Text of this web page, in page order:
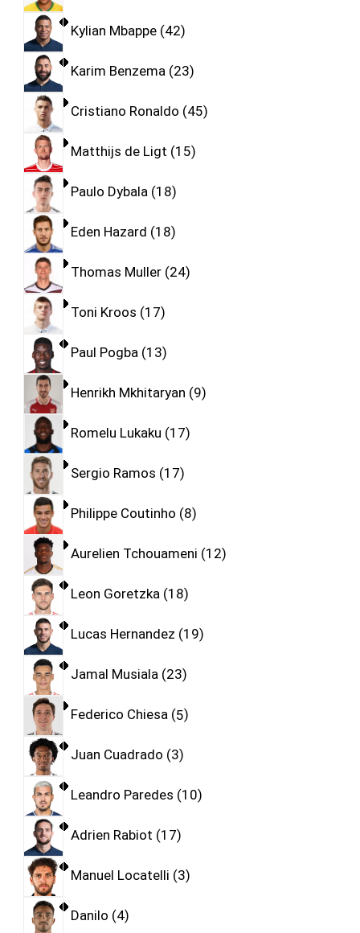
Kylian Mbappe 42
Karim Benzema 23
Cristiano Ronaldo 45
Matthijs de Ligt 15
Paulo Dybala 18
Eden Hazard 18
Thomas Muller 24
Toni Kroos 17
Paul Pogba 13
Henrikh Mkhitaryan 9
Romelu Lukaku 17
Sergio Ramos 17
Philippe Coutinho 8
Aurelien Tchouameni 12
Leon Goretzka 18
Lucas Hernandez 19
Jamal Musiala 23
Federico Chiesa 5
Juan Cuadrado 3
Leandro Paredes 10
Adrien Rabiot 17
Manuel Locatelli 3
Danilo 4